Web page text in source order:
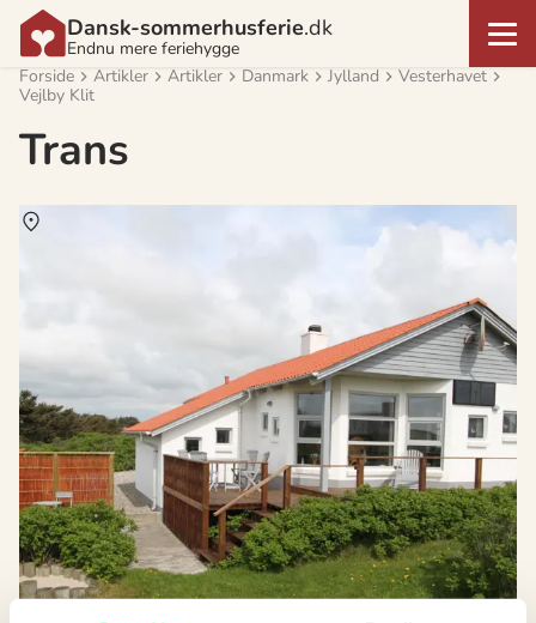
Dansk-sommerhusferie.dk
Endnu mere feriehygge
Forside
Artikler Artikler Danmark Jylland
Vesterhavet
Vejlby Klit
Trans